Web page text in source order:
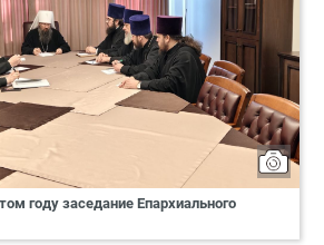
году заседание Епархиального